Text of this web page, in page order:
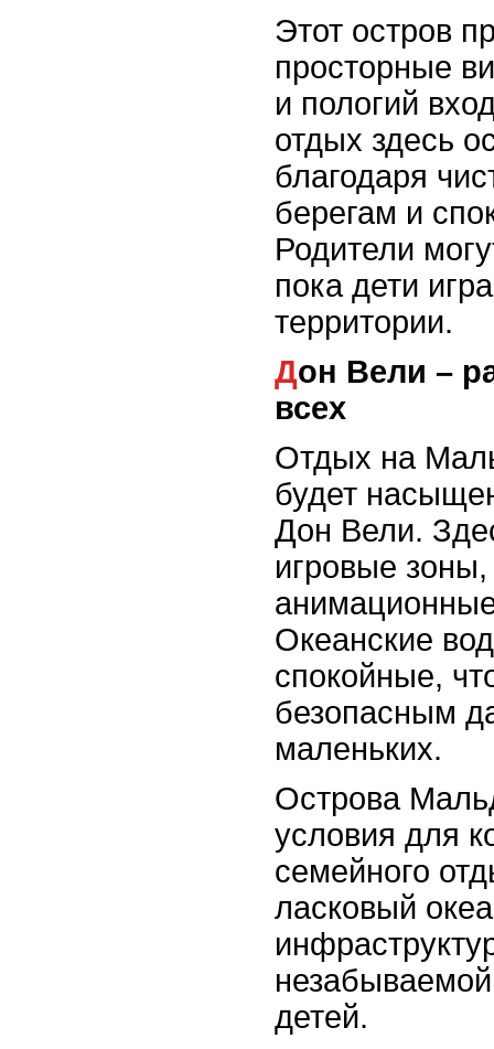
Этот остров
просторные
и пологий
отдых здесь
благодаря
берегам и
Родители
пока дети
территории.
Дон Вели – развлечения для
всех
Отдых на
будет
Дон Вели.
игровые
Океанские
спокойные,
безопасным
маленьких.
Острова
условия для
семейного
ласковый
детей.